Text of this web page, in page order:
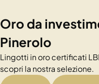
Oro da
Pinerolo
Lingotti in oro certificati
scopri la nostra selezione.